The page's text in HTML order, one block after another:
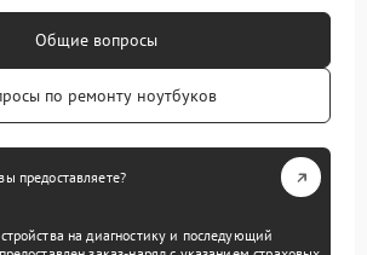
Общие вопросы
по ремонту ноутбуков
предоставляете?
на диагностику и последующий